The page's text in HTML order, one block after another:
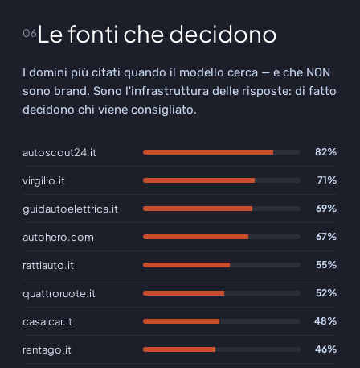
06Le fonti che decidono
I domini più citati quando il modello cerca — e che NON
sono brand. Sono l'infrastruttura delle risposte: di fatto
decidono chi viene consigliato.
autoscout24.it 82%
virgilio.it 71%
guidautoelettrica.it 69%
autohero.com 67%
rattiauto.it 55%
quattroruote.it 52%
casalcar.it 48%
rentago.it 46%